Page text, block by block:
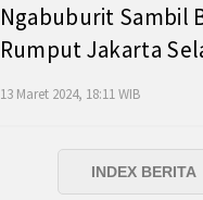
Ngabuburit Sambil
Rumput Jakarta
13 Maret 2024, 18:11 WIB
INDEX BERITA